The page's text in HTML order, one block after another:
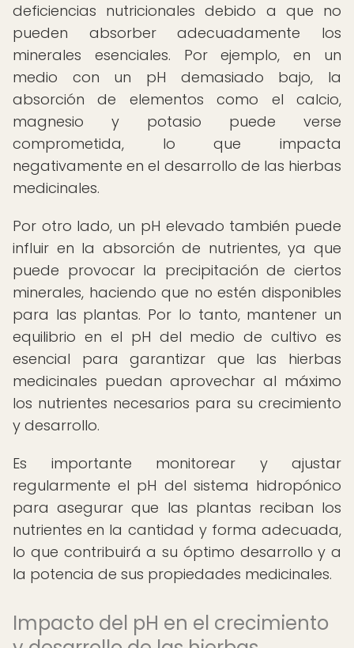
deficiencias nutricionales debido a que no
pueden absorber adecuadamente los
minerales esenciales. Por ejemplo, en un
medio con un pH demasiado bajo, la
absorción de elementos como el calcio,
magnesio y potasio puede verse
comprometida, lo que impacta
negativamente en el desarrollo de las hierbas
medicinales.
Por otro lado, un pH elevado también puede
influir en la absorción de nutrientes, ya que
puede provocar la precipitación de ciertos
minerales, haciendo que no estén disponibles
para las plantas. Por lo tanto, mantener un
equilibrio en el pH del medio de cultivo es
esencial para garantizar que las hierbas
medicinales puedan aprovechar al máximo
los nutrientes necesarios para su crecimiento
y desarrollo.
Es importante monitorear y ajustar
regularmente el pH del sistema hidropónico
para asegurar que las plantas reciban los
nutrientes en la cantidad y forma adecuada,
lo que contribuirá a su óptimo desarrollo y a
la potencia de sus propiedades medicinales.
Impacto del pH en el crecimiento